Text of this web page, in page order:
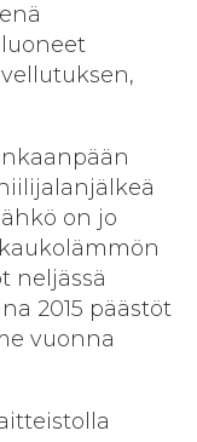
on jo
neljässä
2015 päästöt
vuonna